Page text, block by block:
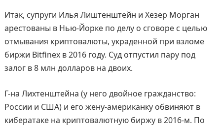
Итак, супруги Илья Лиштенштейн и Хезер Морган
арестованы в Нью-Йорке по делу о сговоре с целью
отмывания криптовалюты, украденной при взломе
биржи Bitfinex в 2016 году. Суд отпустил пару под
залог в 8 млн долларов на двоих.
Г-на Лихтенштейна (у него двойное гражданство:
России и США) и его жену-американку обвиняют в
кибератаке на криптовалютную биржу в 2016-м. По